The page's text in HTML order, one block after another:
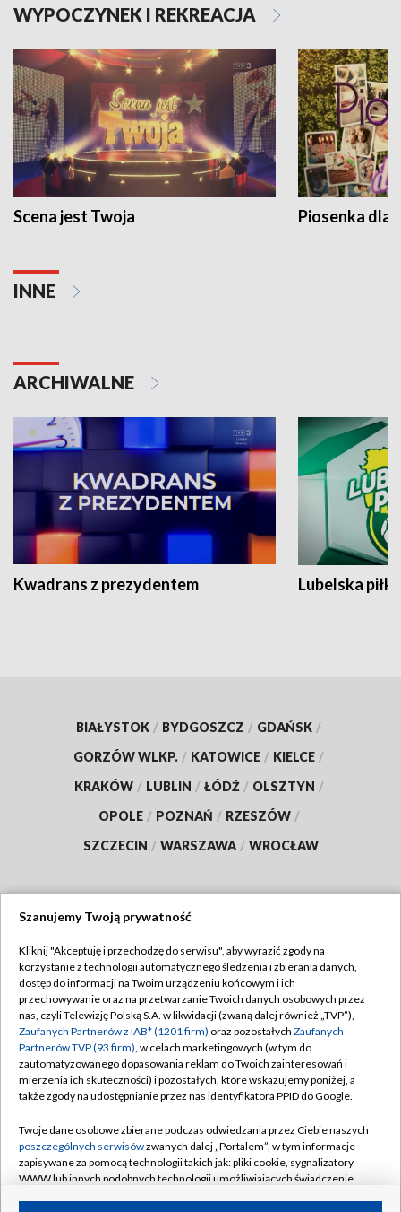
WYPOCZYNEK I REKREACJA
Scena jest Twoja Piosenka dla
INNE
ARCHIWALNE
Kwadrans z prezydentem Lubelska piłka
BIAŁYSTOK / BYDGOSZCZ / GDAŃSK /
GORZÓW WLKP. / KATOWICE / KIELCE /
KRAKÓW / LUBLIN / ŁÓDŹ / OLSZTYN /
OPOLE / POZNAŃ / RZESZÓW /
SZCZECIN / WARSZAWA / WROCŁAW
TVP
Abonament TVP
Emisja w TVP
Centrum informacji TVP
Naziemna Telewizja Cyfrowa
Rada Programowa
System NOS
Informacje o nadawcy
Regulamin TVP
Polityka prywatności
Moje zgody
Pomoc
Kontakt
Kanały
Szanujemy Twoją prywatność
Kliknij "Akceptuję i przechodzę do serwisu", aby wyrazić zgody na
korzystanie z technologii automatycznego śledzenia i zbierania danych,
dostęp do informacji na Twoim urządzeniu końcowym i ich
przechowywanie oraz na przetwarzanie Twoich danych osobowych przez
nas, czyli Telewizję Polską S.A. w likwidacji (zwaną dalej również „TVP”),
Zaufanych Partnerów z IAB* (1201 firm) oraz pozostałych Zaufanych
Partnerów TVP (93 firm), w celach marketingowych (w tym do
zautomatyzowanego dopasowania reklam do Twoich zainteresowań i
mierzenia ich skuteczności) i pozostałych, które wskazujemy poniżej, a
także zgody na udostępnianie przez nas identyfikatora PPID do Google.
Twoje dane osobowe zbierane podczas odwiedzania przez Ciebie naszych
poszczególnych serwisówzwanych dalej „Portalem”, w tym informacje
zapisywane za pomocą technologii takich jak: pliki cookie, sygnalizatory
WWW lub innych podobnych technologii umożliwiających świadczenie